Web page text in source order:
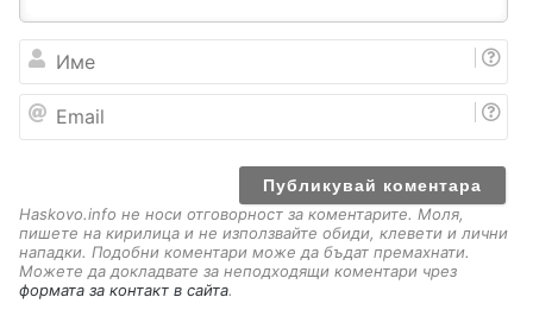
е
a
Haskovo.info не носи отговорност за коментарите. Моля,
пишете на кирилица и не използвайте обиди, клевети и лични
нападки. Подобни коментари може да бъдат премахнати.
Можете да докладвате за неподходящи коментари чрез
формата за контакт в сайта.